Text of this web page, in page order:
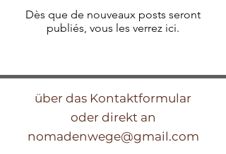
Dès que de nouveaux posts seront
publiés, vous les verrez ici.
über das Kontaktformular
oder direkt an
nomadenwege@gmail.com